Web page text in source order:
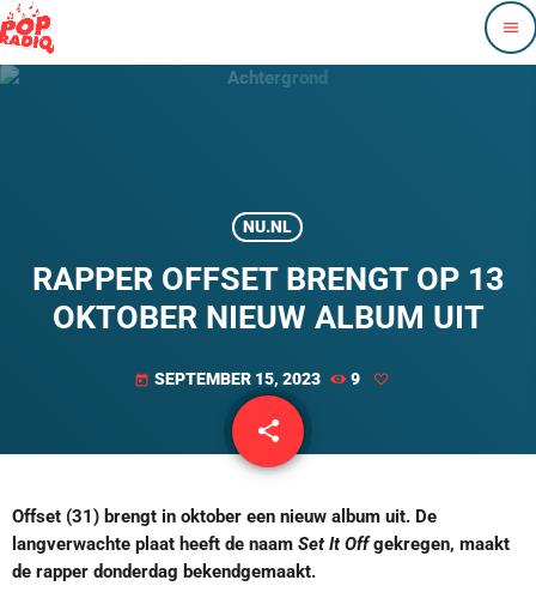
menu
NU.NL
RAPPER OFFSET BRENGT OP 13
OKTOBER NIEUW ALBUM UIT
today SEPTEMBER 15, 2023 9
share
email
Offset (31) brengt in oktober een nieuw album uit. De
langverwachte plaat heeft de naam Set It Offgekregen, maakt
de rapper donderdag bekendgemaakt.